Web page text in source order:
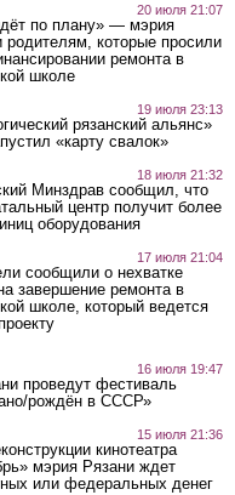
20 июля 21:07
по плану» — мэрия
родителям, которые просили
ремонта в
школе
19 июля 23:13
рязанский альянс»
«карту свалок»
18 июля 21:32
Минздрав сообщил, что
центр получит более
оборудования
17 июля 21:04
сообщили о нехватке
завершение ремонта в
школе, который ведется
16 июля 19:47
проведут фестиваль
рождён в СССР»
15 июля 21:36
кинотеатра
мэрия Рязани ждет
или федеральных денег